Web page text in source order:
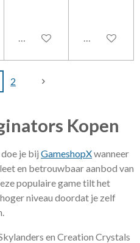
de hoogte
In winkelwagen In
2
Kopen
je bij GameshopXwanneer
en betrouwbaar aanbod van
populaire game tilt het
niveau doordat je zelf
en Creation Crystals